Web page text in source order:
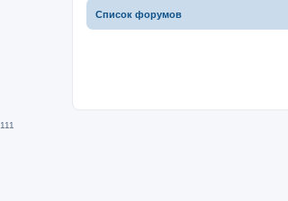
Список форумов
111